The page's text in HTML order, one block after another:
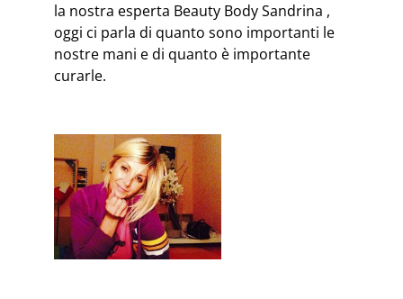
la nostra esperta Beauty Body Sandrina ,
oggi ci parla di quanto sono importanti le
nostre mani e di quanto è importante
curarle.